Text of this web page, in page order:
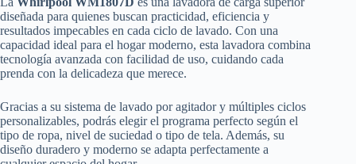
diseñada para quienes buscan practicidad, eficiencia y
resultados impecables en cada ciclo de lavado. Con una
capacidad ideal para el hogar moderno, esta lavadora combina
tecnología avanzada con facilidad de uso, cuidando cada
prenda con la delicadeza que merece.
Gracias a su sistema de lavado por agitador y múltiples ciclos
personalizables, podrás elegir el programa perfecto según el
tipo de ropa, nivel de suciedad o tipo de tela. Además, su
diseño duradero y moderno se adapta perfectamente a